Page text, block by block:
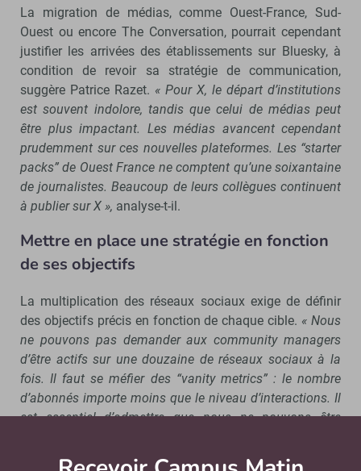
La migration de médias, comme Ouest-France, Sud-
Ouest ou encore The Conversation, pourrait cependant
justifier les arrivées des établissements sur Bluesky, à
condition de revoir sa stratégie de communication,
suggère Patrice Razet. « Pour X, le départ d’institutions
est souvent indolore, tandis que celui de médias peut
être plus impactant. Les médias avancent cependant
prudemment sur ces nouvelles plateformes. Les “starter
packs” de Ouest France ne comptent qu’une soixantaine
de journalistes. Beaucoup de leurs collègues continuent
à publier sur X », analyse-t-il.
Mettre en place une stratégie en fonction
de ses objectifs
La multiplication des réseaux sociaux exige de définir
des objectifs précis en fonction de chaque cible. « Nous
ne pouvons pas demander aux community managers
d’être actifs sur une douzaine de réseaux sociaux à la
fois. Il faut se méfier des “vanity metrics”: le nombre
d’abonnés importe moins que le niveau d’interactions. Il
est essentiel d’admettre que nous ne pouvonsêtre
plateforme »,
soutient Patrice Razet.